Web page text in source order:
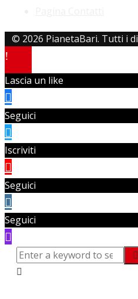
© 2026 PianetaBari. Tutti i
Lascia un like
Seguici
Iscriviti
Seguici
Seguici